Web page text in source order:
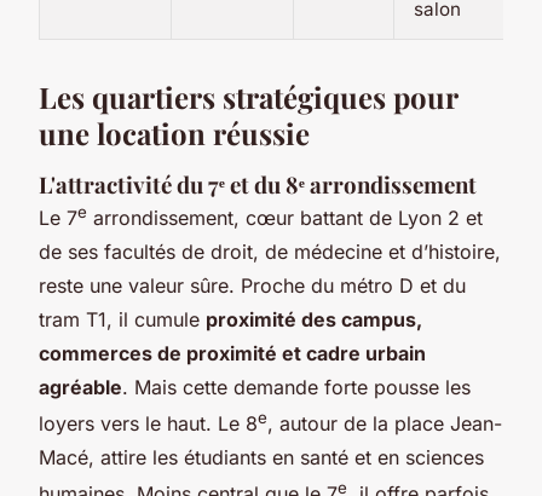
salon
Les quartiers stratégiques pour
une location réussie
L'attractivité du 7ᵉ et du 8ᵉ arrondissement
Le 7e arrondissement, cœur battant de Lyon 2 et
de ses facultés de droit, de médecine et d’histoire,
reste une valeur sûre. Proche du métro D et du
tram T1, il cumule proximité des campus,
commerces de proximité et cadre urbain
agréable. Mais cette demande forte pousse les
loyers vers le haut. Le 8e, autour de la place Jean-
Macé, attire les étudiants en santé et en sciences
e